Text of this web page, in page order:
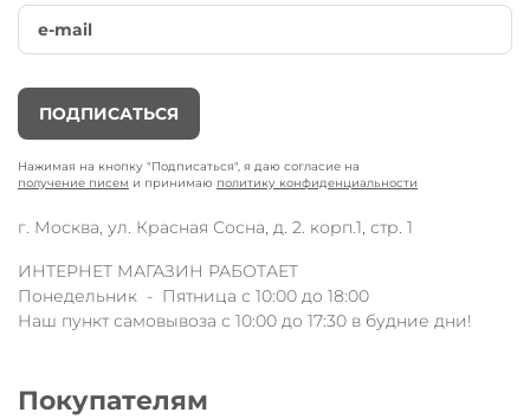
ПОДПИСАТЬСЯ
Нажимая на кнопку "Подписаться", я даю согласие на
получение писем и принимаю политику конфиденциальности
г. Москва, ул. Красная Сосна, д. 2. корп.1, стр. 1
ИНТЕРНЕТ МАГАЗИН РАБОТАЕТ
Понедельник - Пятница с 10:00 до 18:00
Наш пункт самовывоза с 10:00 до 17:30 в будние дни!
Покупателям